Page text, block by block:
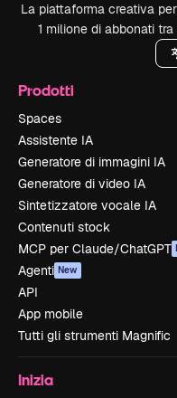
La piattaforma creativa
1 milione di abbonati
Prodotti
Spaces
Assistente IA
Generatore di immagini IA
Generatore di video IA
Sintetizzatore vocale IA
Contenuti stock
MCP per Claude/ChatGPT
Agenti New
API
App mobile
Tutti gli strumenti Magnific
Inizia